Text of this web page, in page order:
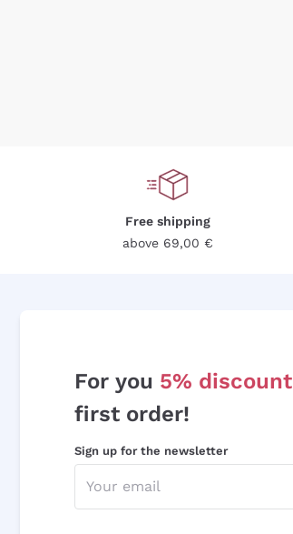
Free shipping
above 69,00 €
For you 5% discount
first order!
Sign up for the newsletter